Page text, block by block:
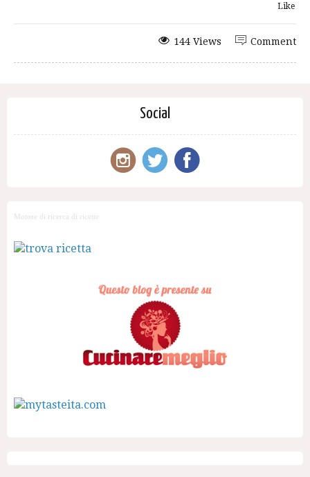
Like
Comment
144 Views
Social
Motore di ricerca di ricette